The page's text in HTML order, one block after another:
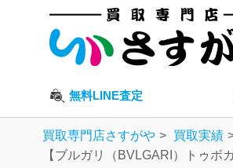
無料LINE査定
買取専門店さすがや 買取実績
【ブルガリ（BVLGARI）トゥ